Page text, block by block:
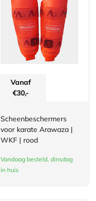
Vanaf
€30,-
Scheenbeschermers
voor karate Arawaza |
WKF | rood
Vandaag besteld, dinsdag
in huis